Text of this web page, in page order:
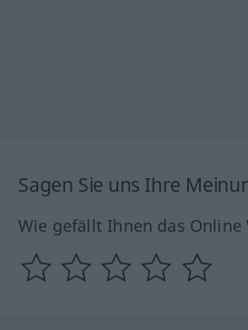
Sagen Sie uns Ihre
Wie gefällt Ihnen das Online